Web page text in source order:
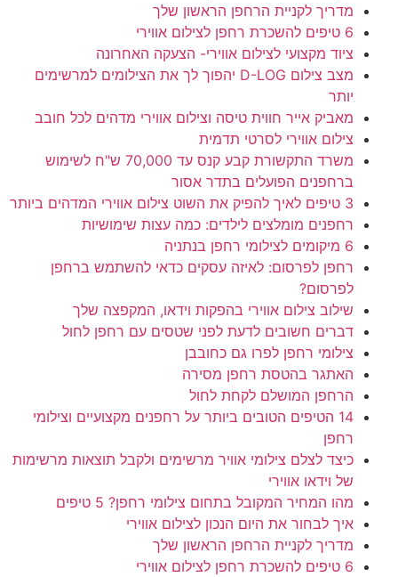
מדריך לקניית הרחפן הראשון שלך
6 טיפים להשכרת רחפן לצילום אווירי
ציוד מקצועי לצילום אווירי- הצעקה האחרונה
מצב צילום D-LOG יהפוך לך את הצילומים למרשימים
יותר
מאביק אייר חווית טיסה וצילום אווירי מדהים לכל חובב
צילום אווירי לסרטי תדמית
משרד התקשורת קבע קנס עד 70,000 ש"ח לשימוש
ברחפנים הפועלים בתדר אסור
3 טיפים לאיך להפיק את השוט צילום אווירי המדהים ביותר
רחפנים מומלצים לילדים: כמה עצות שימושיות
6 מיקומים לצילומי רחפן בנתניה
רחפן לפרסום: לאיזה עסקים כדאי להשתמש ברחפן
לפרסום?
שילוב צילום אווירי בהפקות וידאו, המקפצה שלך
דברים חשובים לדעת לפני שטסים עם רחפן לחול
צילומי רחפן לפרו גם כחובבן
האתגר בהטסת רחפן מסירה
הרחפן המושלם לקחת לחול
14 הטיפים הטובים ביותר על רחפנים מקצועיים וצילומי
רחפן
כיצד לצלם צילומי אוויר מרשימים ולקבל תוצאות מרשימות
של וידאו אווירי
מהו המחיר המקובל בתחום צילומי רחפן? 5 טיפים
איך לבחור את היום הנכון לצילום אווירי
מדריך לקניית הרחפן הראשון שלך
6 טיפים להשכרת רחפן לצילום אווירי